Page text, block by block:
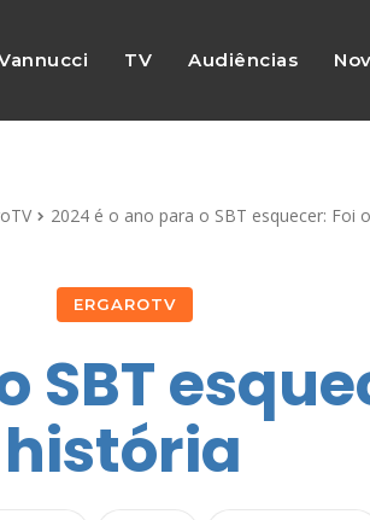
TV Audiências
2024 é o ano para o SBT esquecer: Foi
ERGAROTV
SBT
história